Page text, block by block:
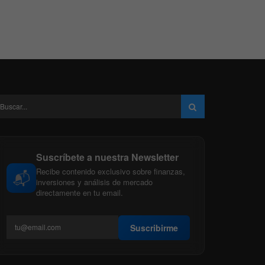
📬
Suscríbete a nuestra Newsletter
Recibe contenido exclusivo sobre finanzas,
inversiones y análisis de mercado
directamente en tu email.
Suscribirme